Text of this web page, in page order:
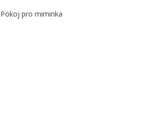
Pokoj pro miminka